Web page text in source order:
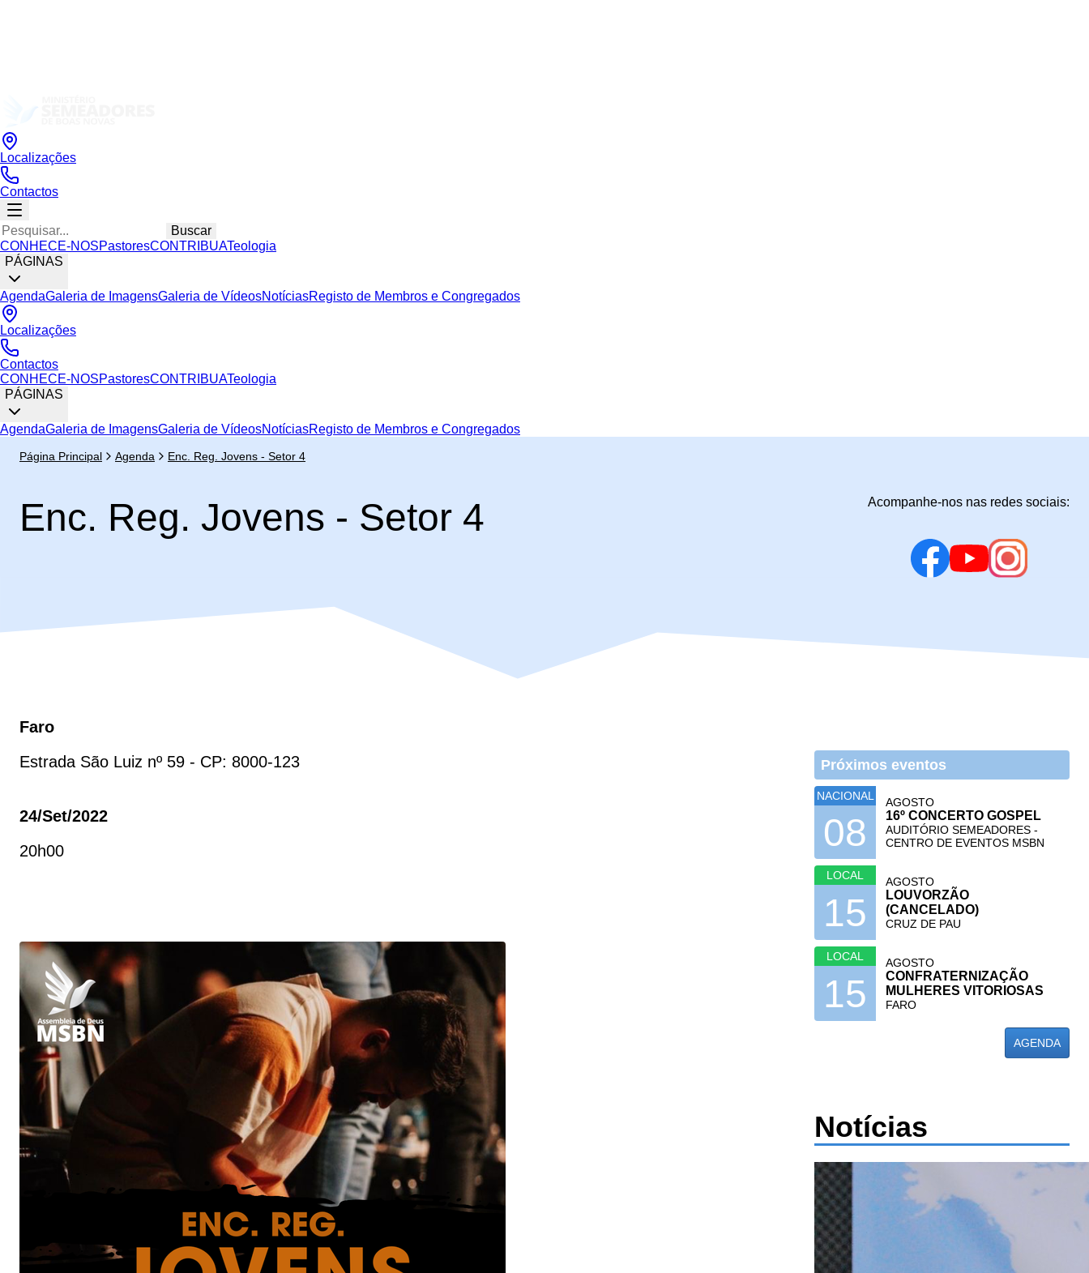
Localizações
Contactos
Buscar
CONHECE-NOSPastoresCONTRIBUATeologia
PÁGINAS
AgendaGaleria de ImagensGaleria de VídeosNotíciasRegisto de Membros e Congregados
Localizações
Contactos
CONHECE-NOSPastoresCONTRIBUATeologia
PÁGINAS
AgendaGaleria de ImagensGaleria de VídeosNotíciasRegisto de Membros e Congregados
Página Principal Agenda Enc. Reg. Jovens - Setor 4
Enc. Reg. Jovens - Setor 4 Acompanhe-nos nas redes sociais:
Faro
Estrada São Luiz nº 59 - CP: 8000-123
24/set/2022
20h00
Próximos eventos
NACIONAL
08
AGOSTO
16º CONCERTO GOSPEL
AUDITÓRIO SEMEADORES -
CENTRO DE EVENTOS MSBN
LOCAL
15
AGOSTO
LOUVORZÃO
(CANCELADO)
CRUZ DE PAU
LOCAL
15
AGOSTO
CONFRATERNIZAÇÃO
MULHERES VITORIOSAS
FARO
AGENDA
Notícias